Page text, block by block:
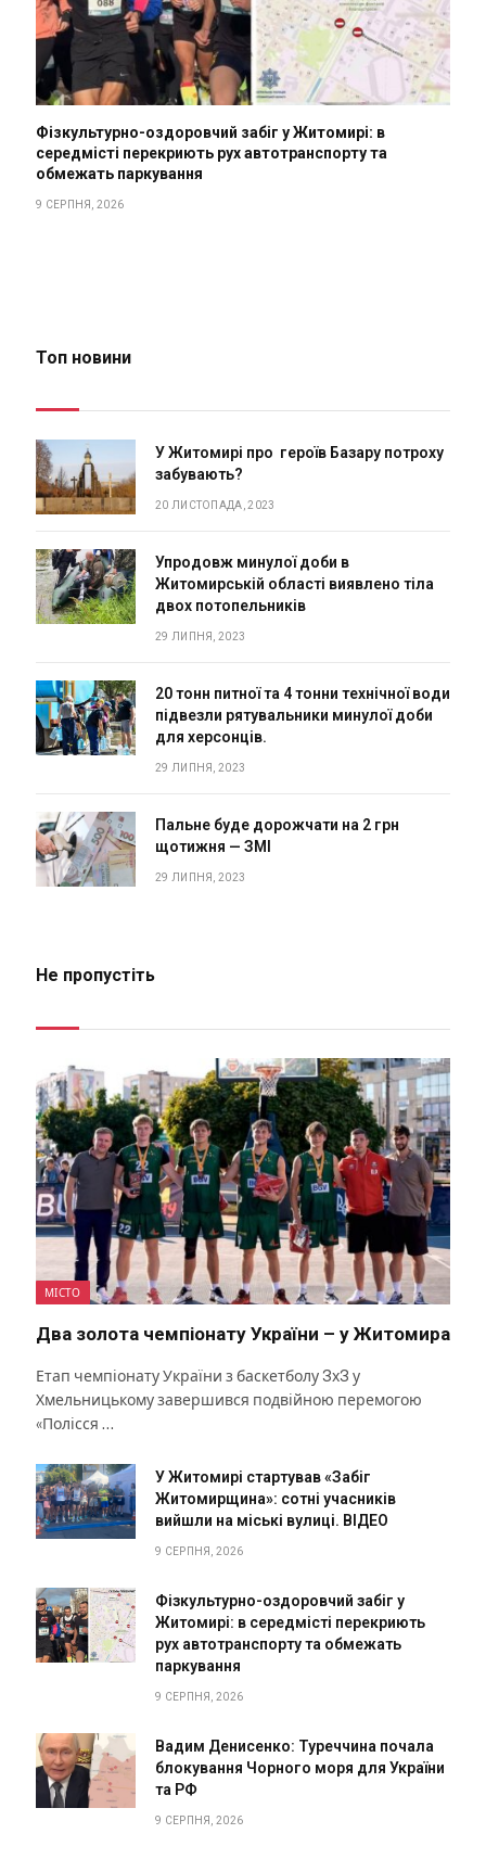
Фізкультурно-оздоровчий забіг у Житомирі: в
середмісті перекриють рух автотранспорту та
обмежать паркування
9 СЕРПНЯ, 2026
Топ новини
У Житомирі про героїв Базару потроху
забувають?
20 ЛИСТОПАДА, 2023
Упродовж минулої доби в
Житомирській області виявлено тіла
двох потопельників
29 ЛИПНЯ, 2023
20 тонн питної та 4 тонни технічної води
підвезли рятувальники минулої доби
для херсонців.
29 ЛИПНЯ, 2023
Пальне буде дорожчати на 2 грн
щотижня — ЗМІ
29 ЛИПНЯ, 2023
Не пропустіть
МІСТО
Два золота чемпіонату України – у Житомира
Етап чемпіонату України з баскетболу 3х3 у
Хмельницькому завершився подвійною перемогою
«Полісся …
У Житомирі стартував «Забіг
Житомирщина»: сотні учасників
вийшли на міські вулиці. ВІДЕО
9 СЕРПНЯ, 2026
Фізкультурно-оздоровчий забіг у
Житомирі: в середмісті перекриють
рух автотранспорту та обмежать
паркування
9 СЕРПНЯ, 2026
Вадим Денисенко: Туреччина почала
блокування Чорного моря для України
та РФ
9 СЕРПНЯ, 2026